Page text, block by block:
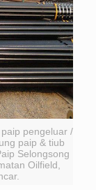
pengeluar /
paip & tiub
Selongsong
Oilfield,